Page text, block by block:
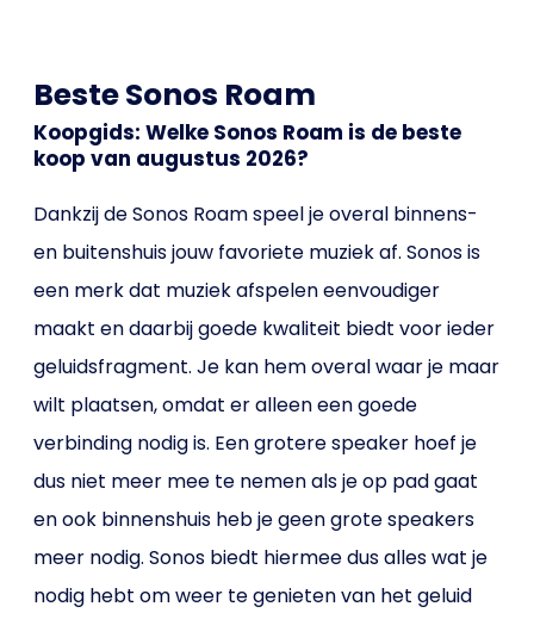
Beste Sonos Roam
Koopgids: Welke Sonos Roam is de beste
koop van augustus 2026?
Dankzij de Sonos Roam speel je overal binnens-
en buitenshuis jouw favoriete muziek af. Sonos is
een merk dat muziek afspelen eenvoudiger
maakt en daarbij goede kwaliteit biedt voor ieder
geluidsfragment. Je kan hem overal waar je maar
wilt plaatsen, omdat er alleen een goede
verbinding nodig is. Een grotere speaker hoef je
dus niet meer mee te nemen als je op pad gaat
en ook binnenshuis heb je geen grote speakers
meer nodig. Sonos biedt hiermee dus alles wat je
nodig hebt om weer te genieten van het geluid